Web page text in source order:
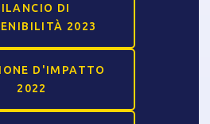
DI
2023
D'IMPATTO
2022